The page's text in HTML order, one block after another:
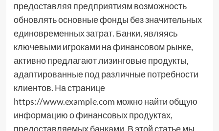
предоставляя предприятиям возможность
обновлять основные фонды без значительных
единовременных затрат. Банки, являясь
ключевыми игроками на финансовом рынке,
активно предлагают лизинговые продукты,
адаптированные под различные потребности
клиентов. На странице
https://www.example.com можно найти общую
информацию о финансовых продуктах,
предоставляемых банками. В этой статье мы